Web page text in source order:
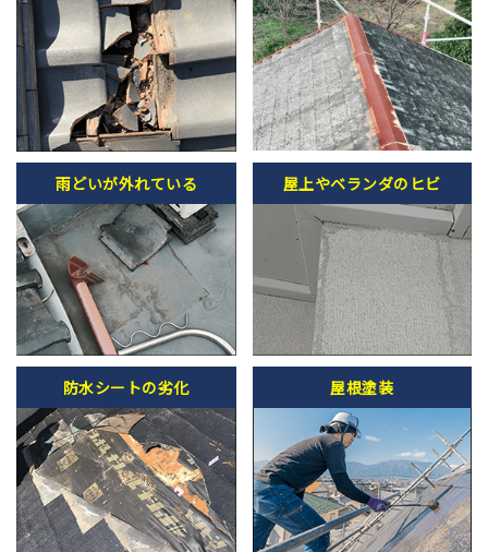
雨どいが外れている 屋上やベランダのヒビ
防水シートの劣化 屋根塗装